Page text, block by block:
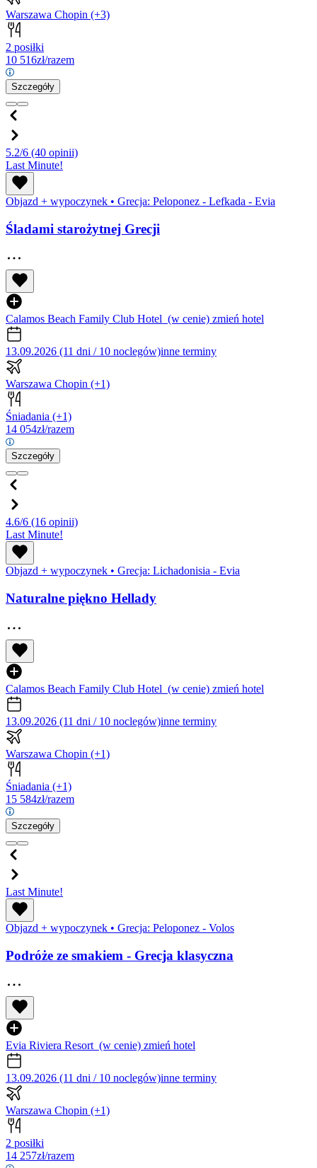
Warszawa Chopin (+3)
2 posiłki
10 516zł/razem
Szczegóły
5.2/6 (40 opinii)
Last Minute!
Objazd + wypoczynek • Grecja: Peloponez - Lefkada - Evia
Śladami starożytnej Grecji
Calamos Beach Family Club Hotel (w cenie) zmień hotel
13.09.2026 (11 dni / 10 noclegów)inne terminy
Warszawa Chopin (+1)
Śniadania (+1)
14 054zł/razem
Szczegóły
4.6/6 (16 opinii)
Last Minute!
Objazd + wypoczynek • Grecja: Lichadonisia - Evia
Naturalne piękno Hellady
Calamos Beach Family Club Hotel (w cenie) zmień hotel
13.09.2026 (11 dni / 10 noclegów)inne terminy
Warszawa Chopin (+1)
Śniadania (+1)
15 584zł/razem
Szczegóły
Last Minute!
Objazd + wypoczynek • Grecja: Peloponez - Volos
Podróże ze smakiem - Grecja klasyczna
Evia Riviera Resort (w cenie) zmień hotel
13.09.2026 (11 dni / 10 noclegów)inne terminy
Warszawa Chopin (+1)
2 posiłki
14 257zł/razem